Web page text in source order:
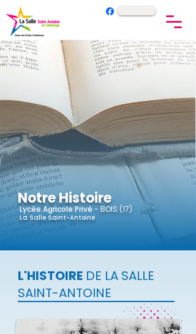
Notre Histoire
LycéeAgricole Privé - BOIS (17)
La Salle Saint-Antoine
L'HISTOIRE DE LA SALLE
SAINT-ANTOINE